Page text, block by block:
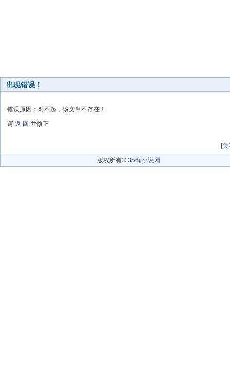
出现错误！
错误原因：对不起，该文章不存在！
请 返 回 并修正
[关
版权所有© 356jj小说网